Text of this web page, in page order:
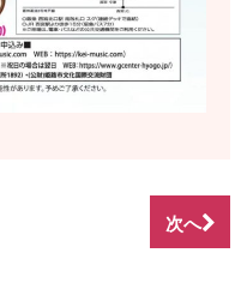
次へ